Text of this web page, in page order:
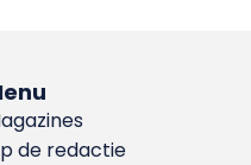
de redactie